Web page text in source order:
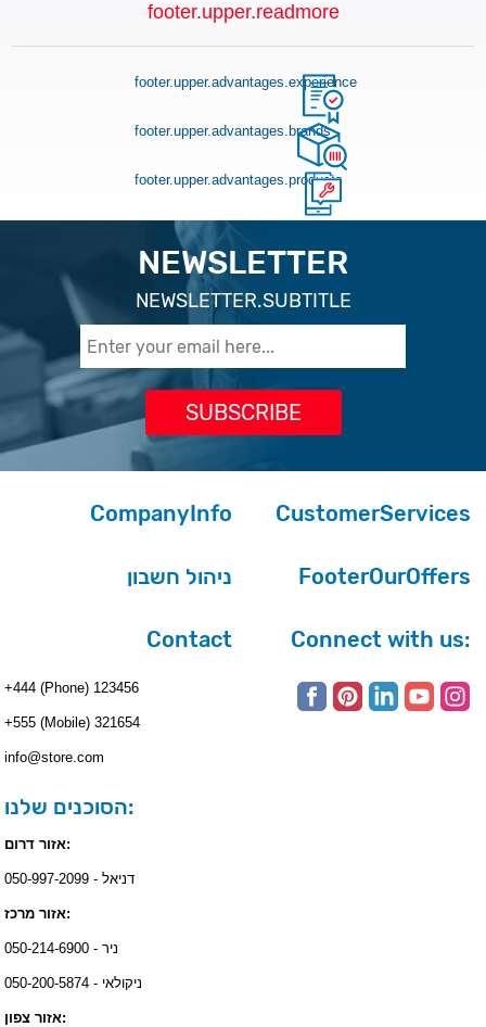
footer.upper.readmore
footer.upper.advantages.experience
footer.upper.advantages.brands
footer.upper.advantages.products
NEWSLETTER
NEWSLETTER.SUBTITLE
CompanyInfo CustomerServices
ניהול חשבון FooterOurOffers
Contact
+444 (Phone) 123456
+555 (Mobile) 321654
info@store.com
הסוכנים שלנו:
אזור דרום:
דניאל - 050-997-2099
אזור מרכז:
ניר - 050-214-6900
ניקולאי - 050-200-5874
אזור צפון:
Connect with us: